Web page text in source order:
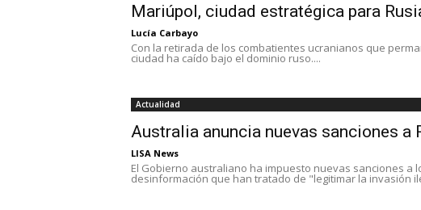
Mariúpol, ciudad estratégica para
Lucía Carbayo
Con la retirada de los combatientes ucranianos que
ciudad ha caído bajo el dominio ruso....
Actualidad
Australia anuncia nuevas sanciones a
LISA News
El Gobierno australiano ha impuesto nuevas sanciones
desinformación que han tratado de "legitimar la invasión